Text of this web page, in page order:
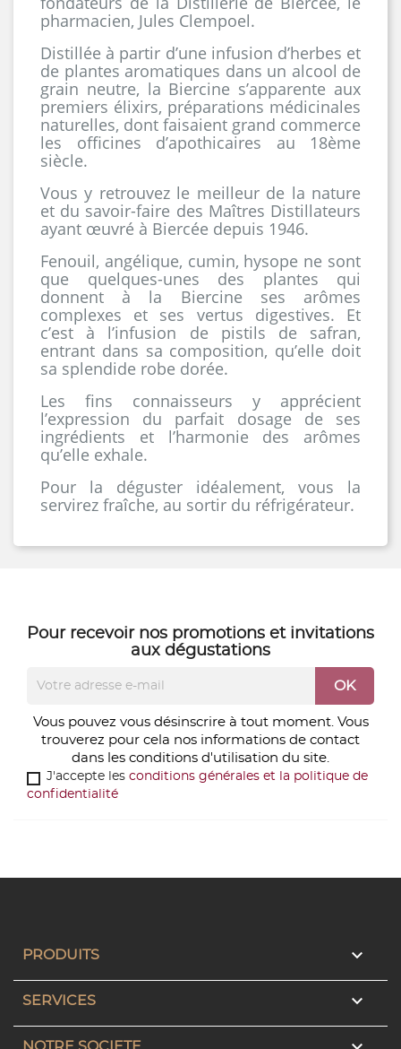
pharmacien, Jules Clempoel.
Distillée à partir d’une infusion d’herbes et
de plantes aromatiques dans un alcool de
grain neutre, la Biercine s’apparente aux
premiers élixirs, préparations médicinales
naturelles, dont faisaient grand commerce
les officines d’apothicaires au 18ème
siècle.
Vous y retrouvez le meilleur de la nature
et du savoir-faire des Maîtres Distillateurs
ayant œuvré à Biercée depuis 1946.
Fenouil, angélique, cumin, hysope ne sont
que quelques-unes des plantes qui
donnent à la Biercine ses arômes
complexes et ses vertus digestives. Et
c’est à l’infusion de pistils de safran,
entrant dans sa composition, qu’elle doit
sa splendide robe dorée.
Les fins connaisseurs y apprécient
l’expression du parfait dosage de ses
ingrédients et l’harmonie des arômes
qu’elle exhale.
Pour la déguster idéalement, vous la
servirez fraîche, au sortir du réfrigérateur.
Pour recevoir nos promotions et invitations
aux dégustations
Vous pouvez vous désinscrire à tout moment. Vous
trouverez pour cela nos informations de contact
dans les conditions d'utilisation du site.
J'accepte les conditions générales et la politique de
confidentialité
PRODUITS 
SERVICES 